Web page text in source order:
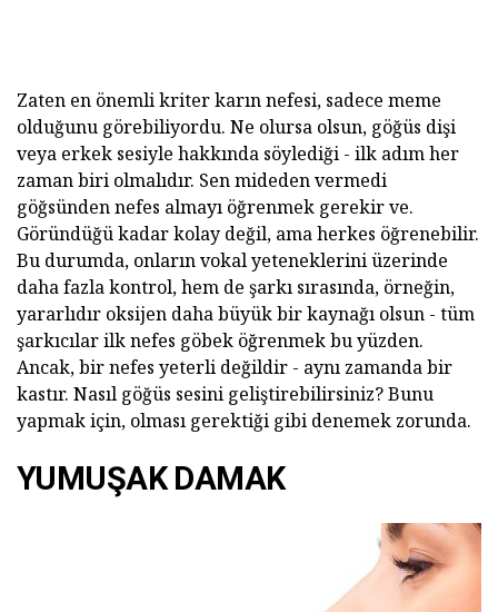
Zaten en önemli kriter karın nefesi, sadece meme
olduğunu görebiliyordu. Ne olursa olsun, göğüs dişi
veya erkek sesiyle hakkında söylediği - ilk adım her
zaman biri olmalıdır. Sen mideden vermedi
göğsünden nefes almayı öğrenmek gerekir ve.
Göründüğü kadar kolay değil, ama herkes öğrenebilir.
Bu durumda, onların vokal yeteneklerini üzerinde
daha fazla kontrol, hem de şarkı sırasında, örneğin,
yararlıdır oksijen daha büyük bir kaynağı olsun - tüm
şarkıcılar ilk nefes göbek öğrenmek bu yüzden.
Ancak, bir nefes yeterli değildir - aynı zamanda bir
kastır. Nasıl göğüs sesini geliştirebilirsiniz? Bunu
yapmak için, olması gerektiği gibi denemek zorunda.
YUMUŞAK DAMAK